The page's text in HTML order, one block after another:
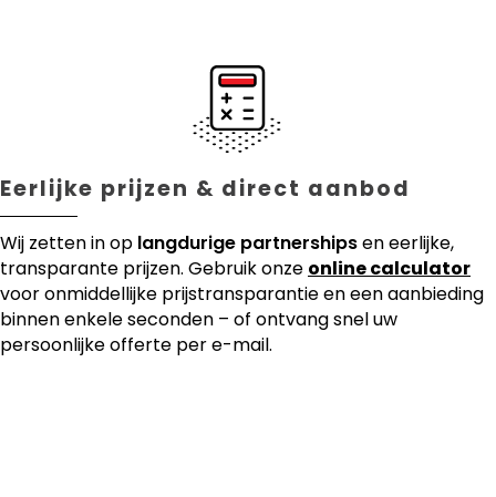
Eerlijke prijzen & direct aanbod
Wij zetten in op langdurige partnershipsen eerlijke,
transparante prijzen. Gebruik onze online calculator
voor onmiddellijke prijstransparantie en een aanbieding
binnen enkele seconden – of ontvang snel uw
persoonlijke offerte per e-mail.